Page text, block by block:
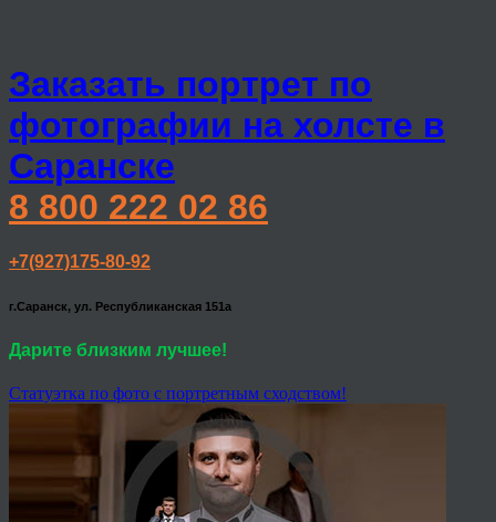
Заказать портрет по
фотографии на холсте в
Саранске
8 800 222 02 86
+7(927)175-80-92
г.Саранск, ул. Республиканская 151а
Дарите близким лучшее!
Статуэтка по фото с портретным сходством!